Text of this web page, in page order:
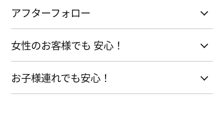
アフターフォロー
女性のお客様でも 安心！
お子様連れでも安心！